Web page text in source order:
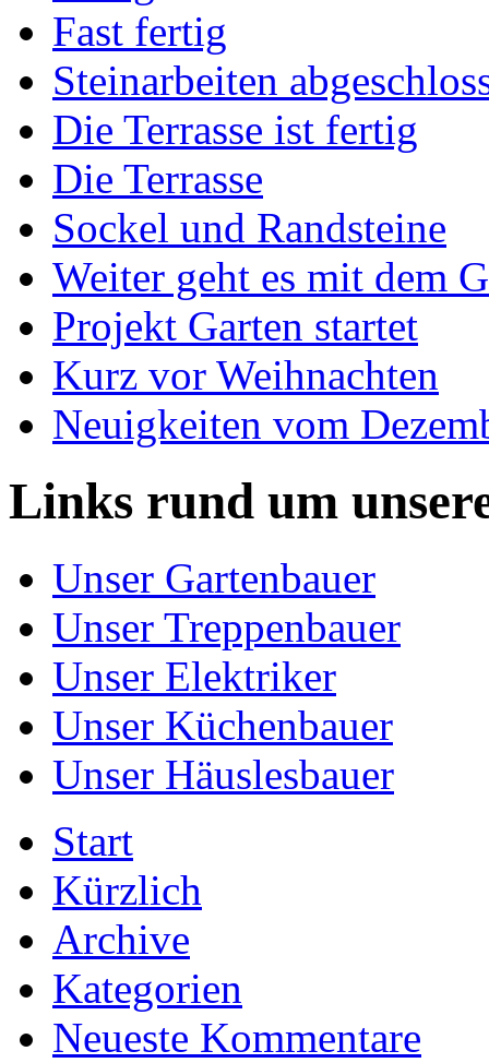
Fast fertig
Steinarbeiten
Die Terrasse ist fertig
Die Terrasse
Sockel und Randsteine
Weiter geht es mit dem
Projekt Garten startet
Kurz vor Weihnachten
Neuigkeiten vom
Links rund um
Unser Gartenbauer
Unser Treppenbauer
Unser Elektriker
Unser Küchenbauer
Unser Häuslesbauer
Start
Kürzlich
Archive
Kategorien
Neueste Kommentare